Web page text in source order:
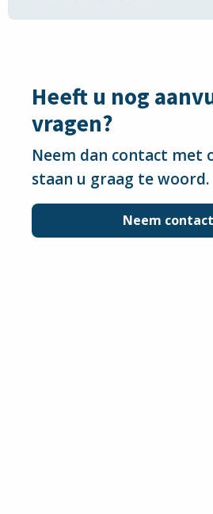
Heeft u nog
vragen?
Neem dan contact met
staan u graag te woord.
Neem